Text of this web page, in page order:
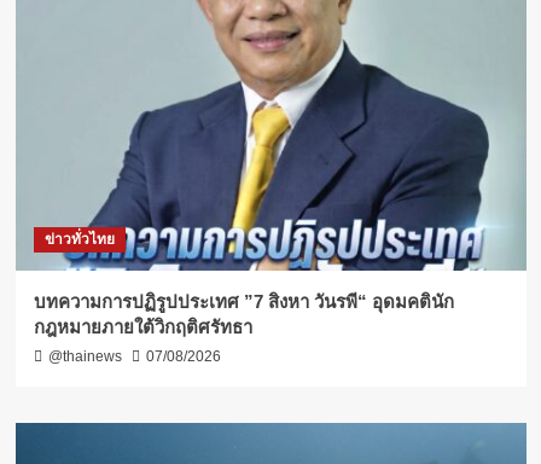
ข่าวทั่วไทย
บทความการปฏิรูปประเทศ ”7 สิงหา วันรพี“ อุดมคตินัก
กฎหมายภายใต้วิกฤติศรัทธา
@thainews 07/08/2026